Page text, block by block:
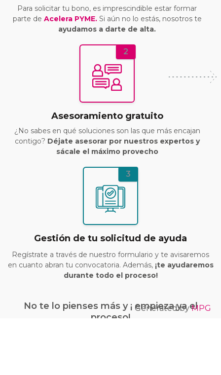
Para solicitar tu bono, es imprescindible estar formar
parte de Acelera PYME. Si aún no lo estás, nosotros te
ayudamos a darte de alta.
Asesoramiento gratuito
¿No sabes en qué soluciones son las que más encajan
contigo? Déjate asesorar por nuestros expertos y
sácale el máximo provecho
2
Gestión de tu solicitud de ayuda
Regístrate a través de nuestro formulario y te avisaremos
en cuanto abran tu convocatoria. Además,¡te ayudaremos
durante todo el proceso!
3
No te lo pienses más y ¡ empieza ya el
proceso!
Generated byMPG